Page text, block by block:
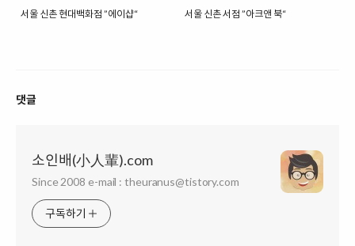
서울 신촌 현대백화점 ”에이샵“ 서울 신촌 서점 ”아크앤 북“
댓글
소인배(小人輩).com
Since 2008 e-mail : theuranus@tistory.com
구독하기